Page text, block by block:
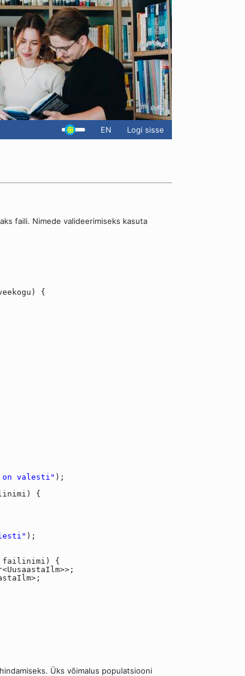
EN Logi sisse
faili. Nimede valideerimiseks kasuta
{
on valesti" );
{
);
failinimi) {
Üks võimalus populatsiooni